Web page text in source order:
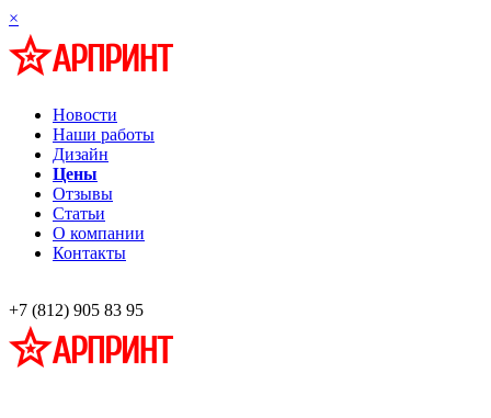
×
Новости
Наши работы
Дизайн
Цены
Отзывы
Статьи
О компании
Контакты
+7 (812) 905 83 95